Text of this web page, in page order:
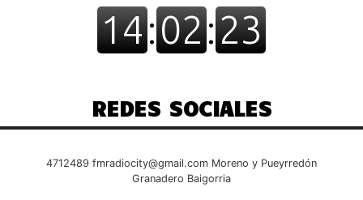
REDES SOCIALES
4712489 fmradiocity@gmail.com Moreno y Pueyrredón
Granadero Baigorria